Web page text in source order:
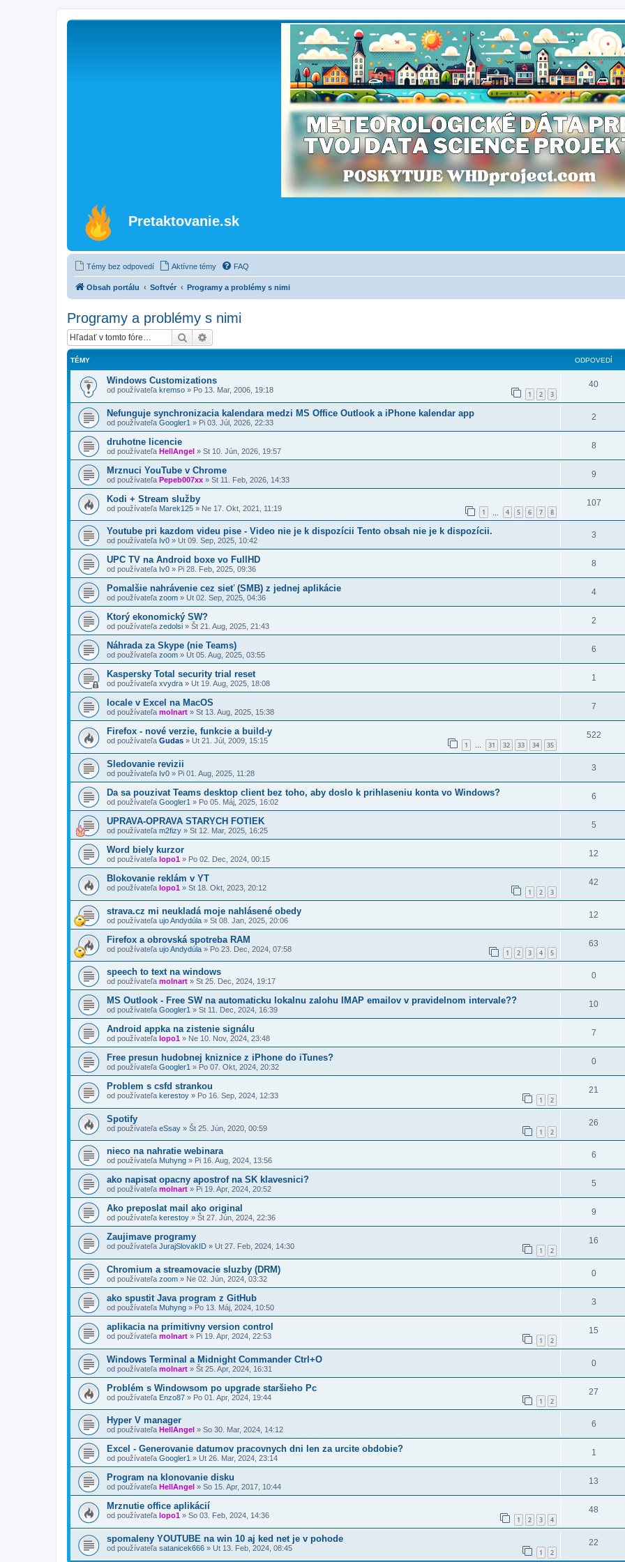
Pretaktovanie.sk
Témy bez odpovedí Aktívne témy FAQ
Obsah portálu Softvér Programy a problémy s nimi
Programy a problémy s nimi
Hľadať
TÉMY ODPOVEDÍ
Windows Customizations
od používateľa kremso » Po 13. Mar, 2006, 19:18 1 2 3
40
Nefunguje synchronizacia kalendara medzi MS Office Outlook a iPhone kalendar app
od používateľa Googler1 » Pi 03. Júl, 2026, 22:33
2
druhotne licencie
od používateľa HellAngel » St 10. Jún, 2026, 19:57
8
Mrznuci YouTube v Chrome
od používateľa Pepeb007xx » St 11. Feb, 2026, 14:33
9
Kodi + Stream služby
od používateľa Marek125 » Ne 17. Okt, 2021, 11:19 1 4 5 6 7 8
107
Youtube pri kazdom videu pise - Video nie je k dispozícii Tento obsah nie je k dispozícii.
od používateľa Iv0 » Ut 09. Sep, 2025, 10:42
3
UPC TV na Android boxe vo FullHD
od používateľa Iv0 » Pi 28. Feb, 2025, 09:36
8
Pomalšie nahrávenie cez sieť (SMB) z jednej aplikácie
od používateľa zoom » Ut 02. Sep, 2025, 04:36
4
Ktorý ekonomický SW?
od používateľa zedolsi » Št 21. Aug, 2025, 21:43
2
Náhrada za Skype (nie Teams)
od používateľa zoom » Ut 05. Aug, 2025, 03:55
6
Kaspersky Total security trial reset
od používateľa xvydra » Ut 19. Aug, 2025, 18:08
1
locale v Excel na MacOS
od používateľa molnart » St 13. Aug, 2025, 15:38
7
Firefox - nové verzie, funkcie a build-y
od používateľa Gudas » Ut 21. Júl, 2009, 15:15 1 … 31 32 33 34 35
522
Sledovanie revizii
od používateľa Iv0 » Pi 01. Aug, 2025, 11:28
3
Da sa pouzivat Teams desktop client bez toho, aby doslo k prihlaseniu konta vo Windows?
od používateľa Googler1 » Po 05. Máj, 2025, 16:02
6
UPRAVA-OPRAVA STARYCH FOTIEK
od používateľa m2fizy » St 12. Mar, 2025, 16:25
5
Word biely kurzor
od používateľa lopo1 » Po 02. Dec, 2024, 00:15
12
Blokovanie reklám v YT
od používateľa lopo1 » St 18. Okt, 2023, 20:12 1 2 3
42
strava.cz mi neukladá moje nahlásené obedy
od používateľa ujo Andydúla » St 08. Jan, 2025, 20:06
12
Firefox a obrovská spotreba RAM
od používateľa ujo Andydúla » Po 23. Dec, 2024, 07:58 1 2 3 4 5
63
speech to text na windows
od používateľa molnart » St 25. Dec, 2024, 19:17
0
MS Outlook - Free SW na automaticku lokalnu zalohu IMAP emailov v pravidelnom intervale??
od používateľa Googler1 » St 11. Dec, 2024, 16:39
10
Android appka na zistenie signálu
od používateľa lopo1 » Ne 10. Nov, 2024, 23:48
7
Free presun hudobnej kniznice z iPhone do iTunes?
od používateľa Googler1 » Po 07. Okt, 2024, 20:32
0
Problem s csfd strankou
od používateľa kerestoy » Po 16. Sep, 2024, 12:33 1 2
21
Spotify
od používateľa eSsay » Št 25. Jún, 2020, 00:59 1 2
26
nieco na nahratie webinara
od používateľa Muhyng » Pi 16. Aug, 2024, 13:56
6
ako napisat opacny apostrof na SK klavesnici?
od používateľa molnart » Pi 19. Apr, 2024, 20:52
5
Ako preposlat mail ako original
od používateľa kerestoy » Št 27. Jún, 2024, 22:36
9
Zaujimave programy
od používateľa JurajSlovakID » Ut 27. Feb, 2024, 14:30 1 2
16
Chromium a streamovacie sluzby (DRM)
od používateľa zoom » Ne 02. Jún, 2024, 03:32
0
ako spustit Java program z GitHub
od používateľa Muhyng » Po 13. Máj, 2024, 10:50
3
aplikacia na primitivny version control
od používateľa molnart » Pi 19. Apr, 2024, 22:53 1 2
15
Windows Terminal a Midnight Commander Ctrl+O
od používateľa molnart » Št 25. Apr, 2024, 16:31
0
Problém s Windowsom po upgrade staršieho Pc
od používateľa Enzo87 » Po 01. Apr, 2024, 19:44 1 2
27
Hyper V manager
od používateľa HellAngel » So 30. Mar, 2024, 14:12
6
Excel - Generovanie datumov pracovnych dni len za urcite obdobie?
od používateľa Googler1 » Ut 26. Mar, 2024, 23:14
1
Program na klonovanie disku
od používateľa HellAngel » So 15. Apr, 2017, 10:44
13
Mrznutie office aplikácií
od používateľa lopo1 » So 03. Feb, 2024, 14:36 1 2 3 4
48
spomaleny YOUTUBE na win 10 aj ked net je v pohode
od používateľa satanicek666 » Ut 13. Feb, 2024, 08:45 1 2
22